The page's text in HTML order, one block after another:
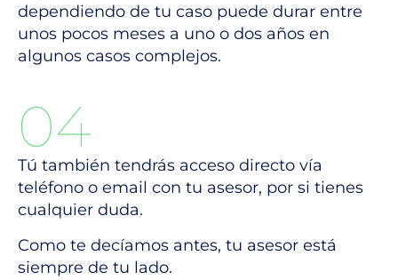
dependiendo de tu caso puede durar entre
unos pocos meses a uno o dos años en
algunos casos complejos.
04
Tú también tendrás acceso directo vía
teléfono o email con tu asesor, por si tienes
cualquier duda.
Como te decíamos antes, tu asesor está
siempre de tu lado.